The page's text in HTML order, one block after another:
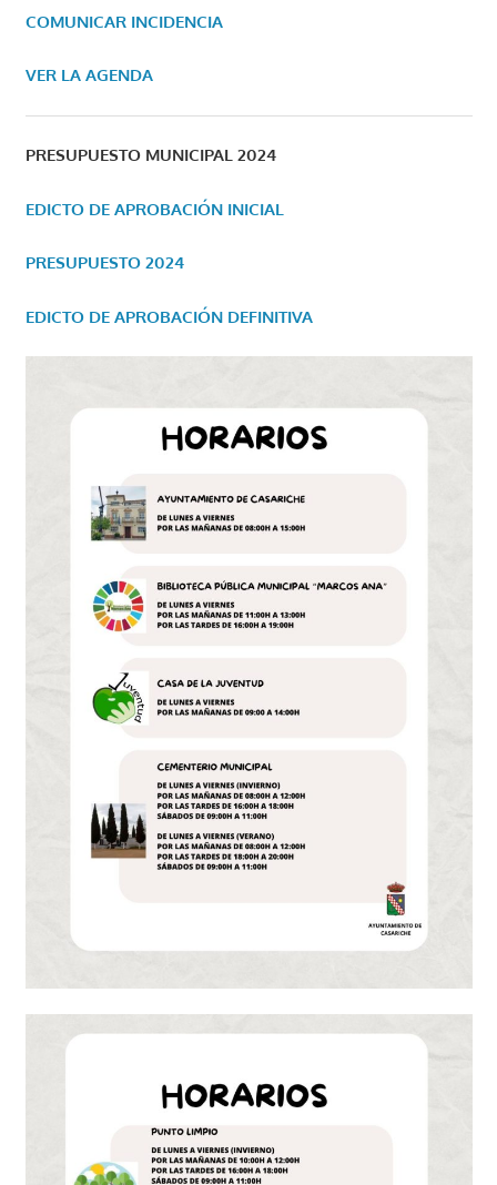
COMUNICAR INCIDENCIA
VER LA AGENDA
PRESUPUESTO MUNICIPAL 2024
EDICTO DE APROBACIÓN INICIAL
PRESUPUESTO 2024
EDICTO DE APROBACIÓN DEFINITIVA